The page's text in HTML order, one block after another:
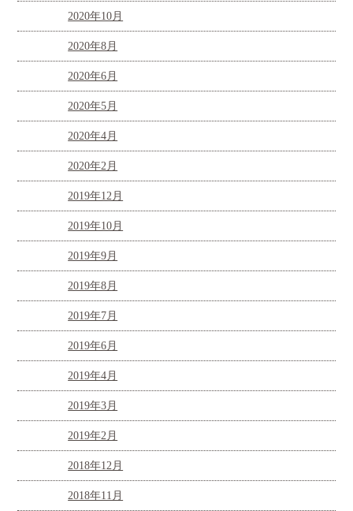
2020年10月
2020年8月
2020年6月
2020年5月
2020年4月
2020年2月
2019年12月
2019年10月
2019年9月
2019年8月
2019年7月
2019年6月
2019年4月
2019年3月
2019年2月
2018年12月
2018年11月